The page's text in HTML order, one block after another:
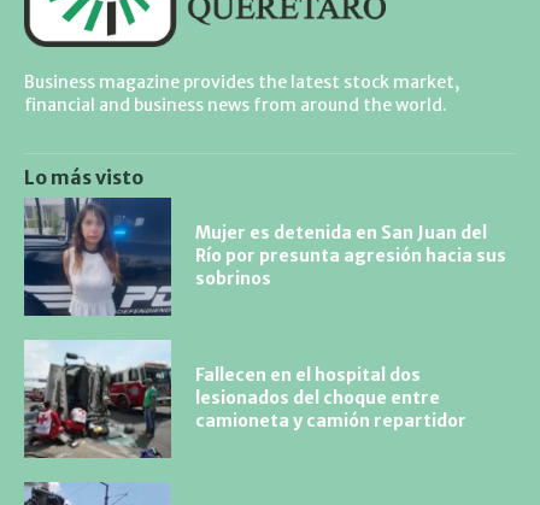
Business magazine provides the latest stock market,
financial and business news from around the world.
Lo más visto
Mujer es detenida en San Juan del
Río por presunta agresión hacia sus
sobrinos
Fallecen en el hospital dos
lesionados del choque entre
camioneta y camión repartidor